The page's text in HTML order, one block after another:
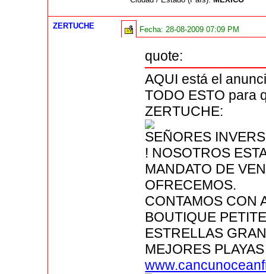
ZERTUCHE Fecha:28-08-2009 07:09 PM
quote:
AQUI está el
TODO ESTO para
ZERTUCHE:
SEÑORES
! NOSOTROS
MANDATO DE
OFRECEMOS.
CONTAMOS CON
BOUTIQUE
ESTRELLAS
MEJORES